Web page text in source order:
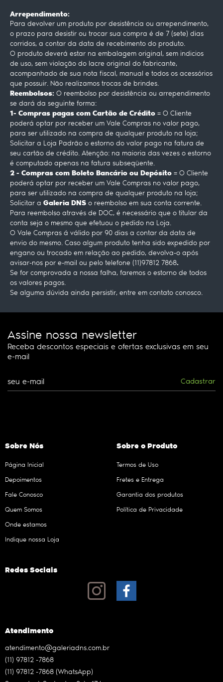
Arrependimento:
Para devolver um produto por desistência ou arrependimento,
o prazo para desistir ou trocar sua compra é de 7 (sete) dias
corridos, a contar da data de recebimento do produto.
O produto deverá estar na embalagem original, sem indi­cios
de uso, sem violação do lacre original do fabricante,
acompanhado de sua nota fiscal, manual e todos os acessórios
que possuir. Não realizamos trocas de brindes.
Reembolsos: O reembolso por desistência ou arrependimento
se dará da seguinte forma:
1- Compras pagas com Cartão de Crédito = O Cliente
poderá optar por receber um Vale Compras no valor pago,
para ser utilizado na compra de qualquer produto na loja;
Solicitar a Loja Padrão o estorno do valor pago na fatura de
seu cartão de crédito. Atenção: na maioria das vezes o estorno
é computado apenas na fatura subseqüente.
2 - Compras com Boleto Bancário ou Depósito = O Cliente
poderá optar por receber um Vale Compras no valor pago,
para ser utilizado na compra de qualquer produto na loja;
Solicitar a Galeria DNS o reembolso em sua conta corrente.
Para reembolso através de DOC, é necessário que o titular da
conta seja o mesmo que efetuou o pedido na Loja.
O Vale Compras á válido por 90 dias a contar da data de
envio do mesmo. Caso algum produto tenha sido expedido por
engano ou trocado em relação ao pedido, devolva-o após
avisar-nos por e-mail ou pelo telefone (11)97812 7868.
Se for comprovada a nossa falha, faremos o estorno de todos
os valores pagos.
Se alguma dúvida ainda persistir, entre em contato conosco.
Assine nossa newsletter
Receba descontos especiais e ofertas exclusivas em seu
e-mail
Cadastrar
Sobre Nós
Página Inicial
Depoimentos
Fale Conosco
Quem Somos
Onde estamos
Indique nossa Loja
Sobre o Produto
Termos de Uso
Fretes e Entrega
Garantia dos produtos
Política de Privacidade
Redes Sociais
Atendimento
(11) 97812 -7868
(11) 97812 -7868 (WhatsApp)
atendimento@galeriadns.com.br